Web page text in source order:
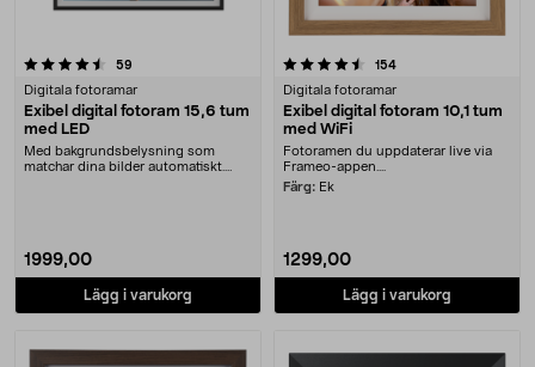
59
Digitala fotoramar
Exibel digital fotoram 15,6 tum
med LED
Med bakgrundsbelysning som
matchar dina bilder automatiskt.
1999,00
Lägg i varukorg
4.5 av 5 stjärnor 154recensioner
Digitala fotoramar
Exibel digital fotoram 10,1 tum
med WiFi
Fotoramen du uppdaterar live via
Frameo-appen....
Färg: Ek
1299,00
Lägg i varukorg